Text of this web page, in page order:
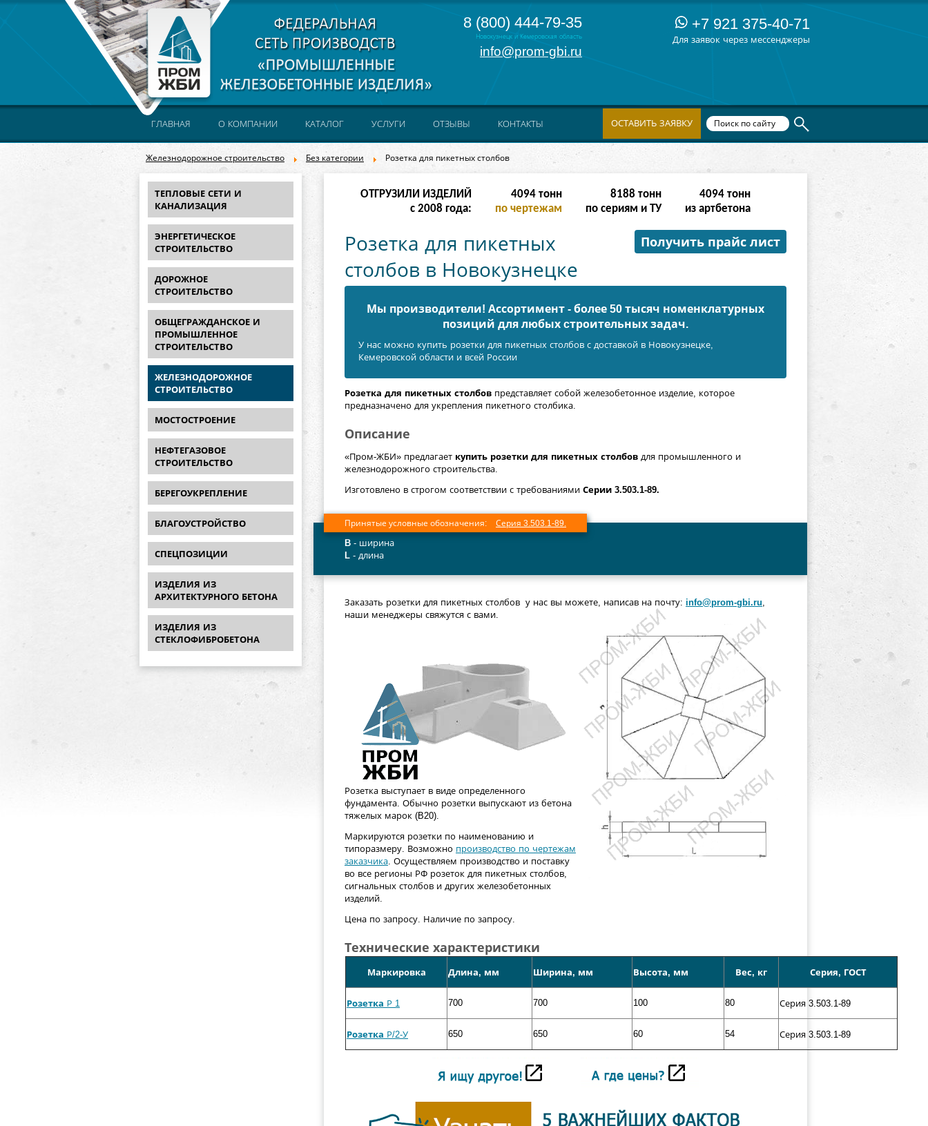
8 (800) 444-79-35
Новокузнецк и Кемеровская область
info@prom-gbi.ru
+7 921 375-40-71
Для заявок через мессенджеры
Железнодорожное строительство Без категории Розетка для пикетных столбов
ГЛАВНАЯ О КОМПАНИИ КАТАЛОГ УСЛУГИ ОТЗЫВЫ КОНТАКТЫ ОСТАВИТЬ ЗАЯВКУ
ТЕПЛОВЫЕ СЕТИ И
КАНАЛИЗАЦИЯ
ЭНЕРГЕТИЧЕСКОЕ
СТРОИТЕЛЬСТВО
ДОРОЖНОЕ
СТРОИТЕЛЬСТВО
ОБЩЕГРАЖДАНСКОЕ И
ПРОМЫШЛЕННОЕ
СТРОИТЕЛЬСТВО
ЖЕЛЕЗНОДОРОЖНОЕ
СТРОИТЕЛЬСТВО
МОСТОСТРОЕНИЕ
НЕФТЕГАЗОВОЕ
СТРОИТЕЛЬСТВО
БЕРЕГОУКРЕПЛЕНИЕ
БЛАГОУСТРОЙСТВО
СПЕЦПОЗИЦИИ
ИЗДЕЛИЯ ИЗ
АРХИТЕКТУРНОГО БЕТОНА
ИЗДЕЛИЯ ИЗ
СТЕКЛОФИБРОБЕТОНА
ОТГРУЗИЛИ ИЗДЕЛИЙ
с 2008 года:
16382тонн
по чертежам
32764 тонн
по сериям и ТУ
16382тонн
из артбетона
Получить прайс лист
Розетка для пикетных
столбов в Новокузнецке
Мы производители! Ассортимент - более 50 тысяч номенклатурных
позиций для любых cтроительных задач.
У нас можно купить розетки для пикетных столбов с доставкой в Новокузнецке,
Кемеровской области и всей России
Розетка для пикетных столбов представляет собой железобетонное изделие, которое
предназначено для укрепления пикетного столбика.
Описание
«Пром-ЖБИ» предлагает купить розетки для пикетных столбов для промышленного и
железнодорожного строительства.
Изготовлено в строгом соответствии с требованиями Серии 3.503.1-89.
Принятые условные обозначения: Серия 3.503.1-89.
B - ширина
L - длина
Заказать розетки для пикетных столбов у нас вы можете, написав на почту: info@prom-gbi.ru,
наши менеджеры свяжутся с вами.
Розетка выступает в виде определенного
фундамента. Обычно розетки выпускают из бетона
тяжелых марок (B20).
Маркируются розетки по наименованию и
типоразмеру. Возможно производство по чертежам
заказчика. Осуществляем производство и поставку
во все регионы РФ розеток для пикетных столбов,
сигнальных столбов и других железобетонных
изделий.
Цена по запросу. Наличие по запросу.
Технические характеристики
Маркировка Длина, мм Ширина, мм Высота, мм Вес, кг Серия, ГОСТ
Розетка Р 1 700 700 100 80 Серия 3.503.1-89
Розетка Р/2-У 650 650 60 54 Серия 3.503.1-89